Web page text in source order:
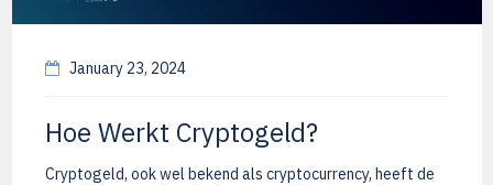
January 23, 2024
Hoe Werkt Cryptogeld?
Cryptogeld, ook wel bekend als cryptocurrency, heeft de